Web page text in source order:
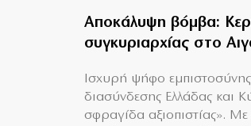
Αποκάλυψη βόμβα:
συγκυριαρχίας στο
Ισχυρή ψήφο
διασύνδεσης Ελλάδας και
σφραγίδα αξιοπιστίας».